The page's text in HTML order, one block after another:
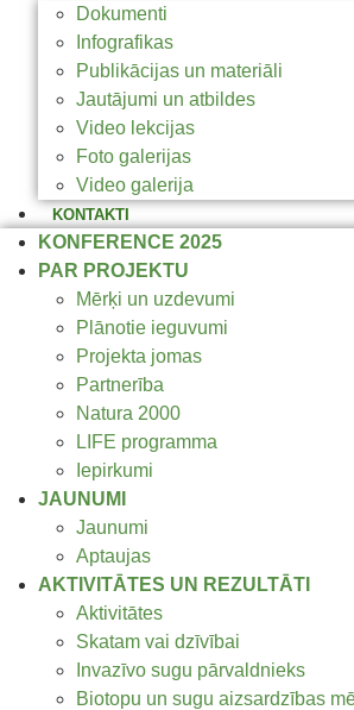
Dokumenti
Infografikas
Publikācijas un materiāli
Jautājumi un atbildes
Video lekcijas
Foto galerijas
Video galerija
KONTAKTI
KONFERENCE 2025
PAR PROJEKTU
Mērķi un uzdevumi
Plānotie ieguvumi
Projekta jomas
Partnerība
Natura 2000
LIFE programma
Iepirkumi
JAUNUMI
Jaunumi
Aptaujas
AKTIVITĀTES UN REZULTĀTI
Aktivitātes
Skatam vai dzīvībai
Invazīvo sugu pārvaldnieks
Biotopu un sugu aizsardzības